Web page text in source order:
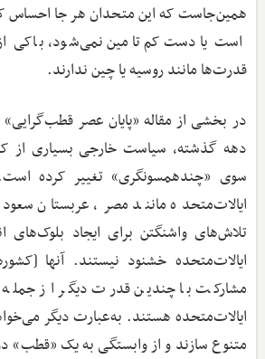
همین‌جاست که این متحدان هر جا احساس
است یا دست‌کم تامین نمی‌شود، باکی
قدرت‌ها مانند روسیه یا چین ندارند.
در بخشی از مقاله «پایان عصر
دهه گذشته، سیاست خارجی بسیاری از
‌سوی «چندهمسونگری» تغییر کرده
ایالات‌متحده مانند مصر، عربستان
تلاش‌های واشنگتن برای ایجاد
ایالات‌متحده خشنود نیستند. آنها
مشارکت با چندین قدرت دیگر از
ایالات‌متحده هستند. به‌عبارت ‌دیگر
متنوع سازند و از وابستگی به یک «قطب»